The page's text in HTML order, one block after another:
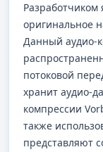
Разработчиком
оригинальное
Данный аудио-
потоковой
хранит аудио-
компрессии
также
представляют